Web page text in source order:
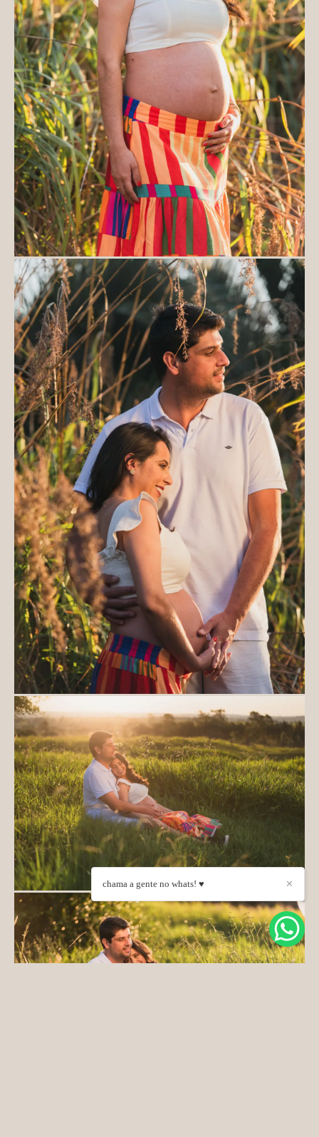
✕
chama a gente no whats! ♥